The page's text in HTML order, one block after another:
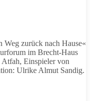
Weg zurück nach Hause«
im Brecht-Haus
Einspieler von
Ulrike Almut Sandig.